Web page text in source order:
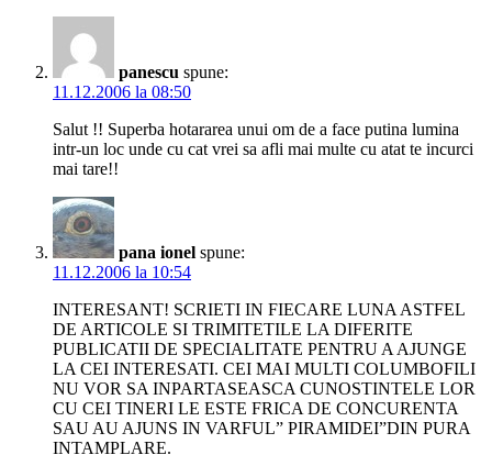
panescu spune:
11.12.2006 la 08:50
Salut !! Superba hotararea unui om de a face putina lumina
intr-un loc unde cu cat vrei sa afli mai multe cu atat te incurci
mai tare!!
pana ionel spune:
11.12.2006 la 10:54
INTERESANT! SCRIETI IN FIECARE LUNA ASTFEL
DE ARTICOLE SI TRIMITETILE LA DIFERITE
PUBLICATII DE SPECIALITATE PENTRU A AJUNGE
LA CEI INTERESATI. CEI MAI MULTI COLUMBOFILI
NU VOR SA INPARTASEASCA CUNOSTINTELE LOR
CU CEI TINERI LE ESTE FRICA DE CONCURENTA
SAU AU AJUNS IN VARFUL” PIRAMIDEI”DIN PURA
INTAMPLARE.